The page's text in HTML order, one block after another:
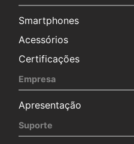
Smartphones
Acessórios
Certificações
Empresa
Apresentação
Suporte